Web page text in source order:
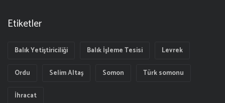
Etiketler
Balık Yetiştiriciliği Balık İşleme Tesisi Levrek
Ordu Selim Altaş Somon Türk somonu
İhracat